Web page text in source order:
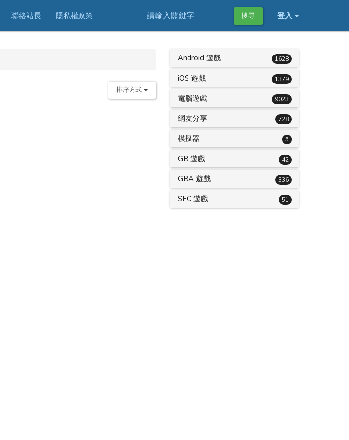
聯絡站長 隱私權政策 登入
搜尋
排序方式
Android 遊戲 1628
iOS 遊戲 1379
電腦遊戲 9023
網友分享 728
模擬器 5
GB 遊戲 42
GBA 遊戲 336
SFC 遊戲 51